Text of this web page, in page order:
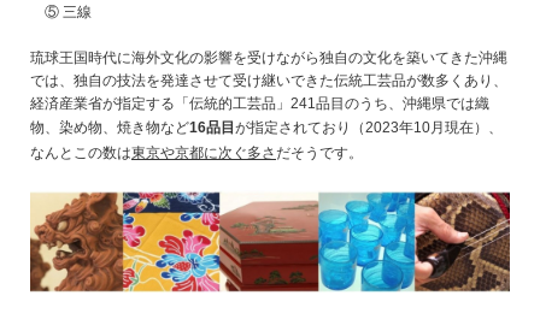
⑤ 三線
琉球王国時代に海外文化の影響を受けながら独自の文化を築いてきた沖縄
では、独自の技法を発達させて受け継いできた伝統工芸品が数多くあり、
経済産業省が指定する「伝統的工芸品」241品目のうち、沖縄県では織
物、染め物、焼き物など16品目 が指定されており（2023年10月現在）、
なんとこの数は東京や京都に次ぐ多さだそうです。